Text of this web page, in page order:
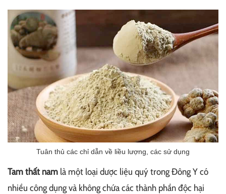
Tuân thủ các chỉ dẫn về liều lượng, các sử dụng
Tam thất nam là một loại dược liệu quý trong Đông Y có
nhiều công dụng và không chứa các thành phần độc hại